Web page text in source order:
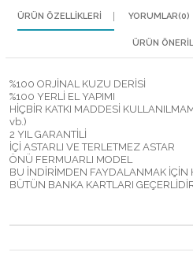
ÜRÜN ÖZELLIKLERI YORUMLAR(0)
ÜRÜN
%100 ORJİNAL KUZU DERİSİ
%100 YERLİ EL YAPIMI
HİÇBİR KATKI MADDESİ
vb.)
2 YIL GARANTİLİ
İÇİ ASTARLI VE TERLETMEZ ASTAR
ÖNÜ FERMUARLI MODEL
BU İNDİRİMDEN FAYDALANMAK İÇİN
BÜTÜN BANKA KARTLARI